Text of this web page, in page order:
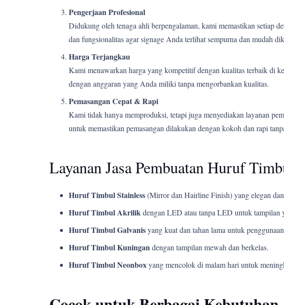
Pengerjaan Profesional
Didukung oleh tenaga ahli berpengalaman, kami memastikan setiap
dan fungsionalitas agar signage Anda terlihat sempurna dan mudah
Harga Terjangkau
Kami menawarkan harga yang kompetitif dengan kualitas terbaik di
dengan anggaran yang Anda miliki tanpa mengorbankan kualitas.
Pemasangan Cepat & Rapi
Kami tidak hanya memproduksi, tetapi juga menyediakan layanan
untuk memastikan pemasangan dilakukan dengan kokoh dan rapi
Layanan Jasa Pembuatan Huruf
Huruf Timbul Stainless(Mirror dan Hairline Finish) yang elegan
Huruf Timbul Akrilikdengan LED atau tanpa LED untuk tampilan
Huruf Timbul Galvanisyang kuat dan tahan lama untuk
Huruf Timbul Kuningandengan tampilan mewah dan berkelas.
Huruf Timbul Neonboxyang mencolok di malam hari untuk